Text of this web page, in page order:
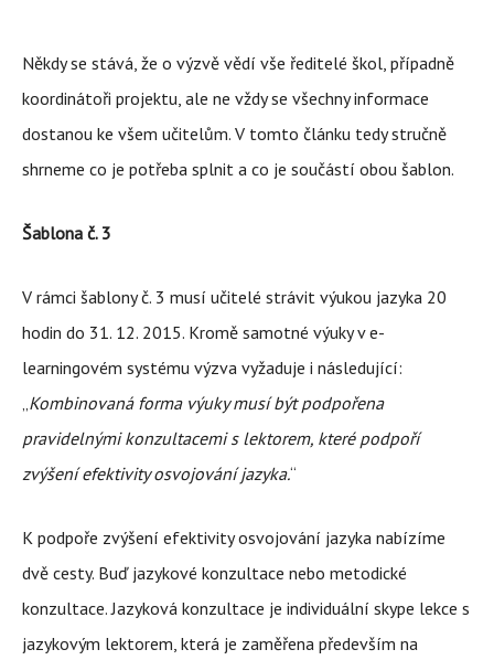
Někdy se stává, že o výzvě vědí vše ředitelé škol, případně
koordinátoři projektu, ale ne vždy se všechny informace
dostanou ke všem učitelům. V tomto článku tedy stručně
shrneme co je potřeba splnit a co je součástí obou šablon.
Šablona č. 3
V rámci šablony č. 3 musí učitelé strávit výukou jazyka 20
hodin do 31. 12. 2015. Kromě samotné výuky v e-
learningovém systému výzva vyžaduje i následující:
„Kombinovaná forma výuky musí být podpořena
pravidelnými konzultacemi s lektorem, které podpoří
zvýšení efektivity osvojování jazyka.“
K podpoře zvýšení efektivity osvojování jazyka nabízíme
dvě cesty. Buď jazykové konzultace nebo metodické
konzultace. Jazyková konzultace je individuální skype lekce s
jazykovým lektorem, která je zaměřena především na